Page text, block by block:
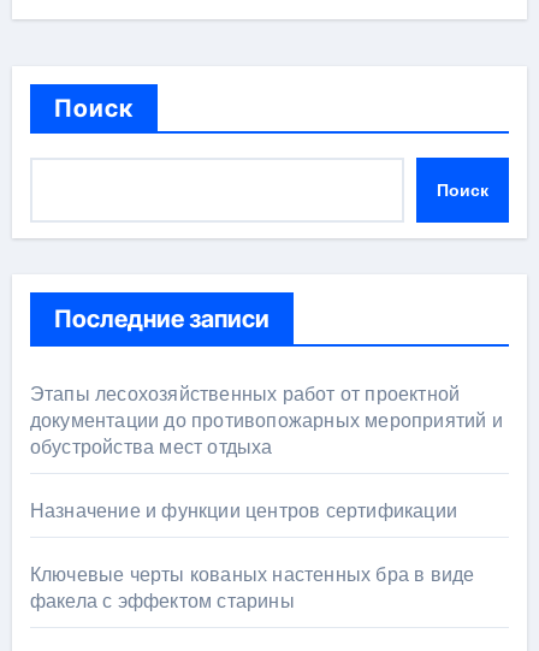
Поиск
Поиск
Последние записи
Этапы лесохозяйственных работ от проектной
документации до противопожарных мероприятий и
обустройства мест отдыха
Назначение и функции центров сертификации
Ключевые черты кованых настенных бра в виде
факела с эффектом старины